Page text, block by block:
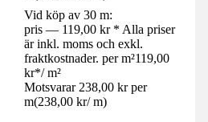
Vid köp av 30 m:
pris — 119,00 kr * Alla priser
är inkl. moms och exkl.
fraktkostnader. per m²119,00
kr*/ m²
Motsvarar 238,00 kr per
m(238,00 kr/ m)